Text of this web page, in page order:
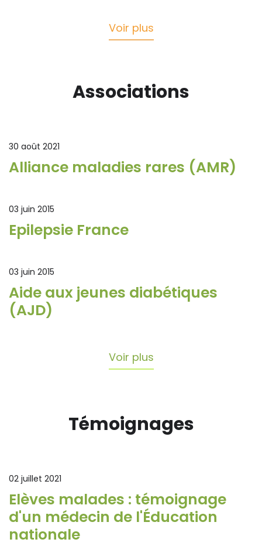
Voir plus
Associations
30 août 2021
Alliance maladies rares (AMR)
03 juin 2015
Epilepsie France
03 juin 2015
Aide aux jeunes diabétiques
(AJD)
Voir plus
Témoignages
02 juillet 2021
Elèves malades : témoignage
d'un médecin de l'Éducation
nationale